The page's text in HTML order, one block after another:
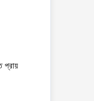
প্রায়